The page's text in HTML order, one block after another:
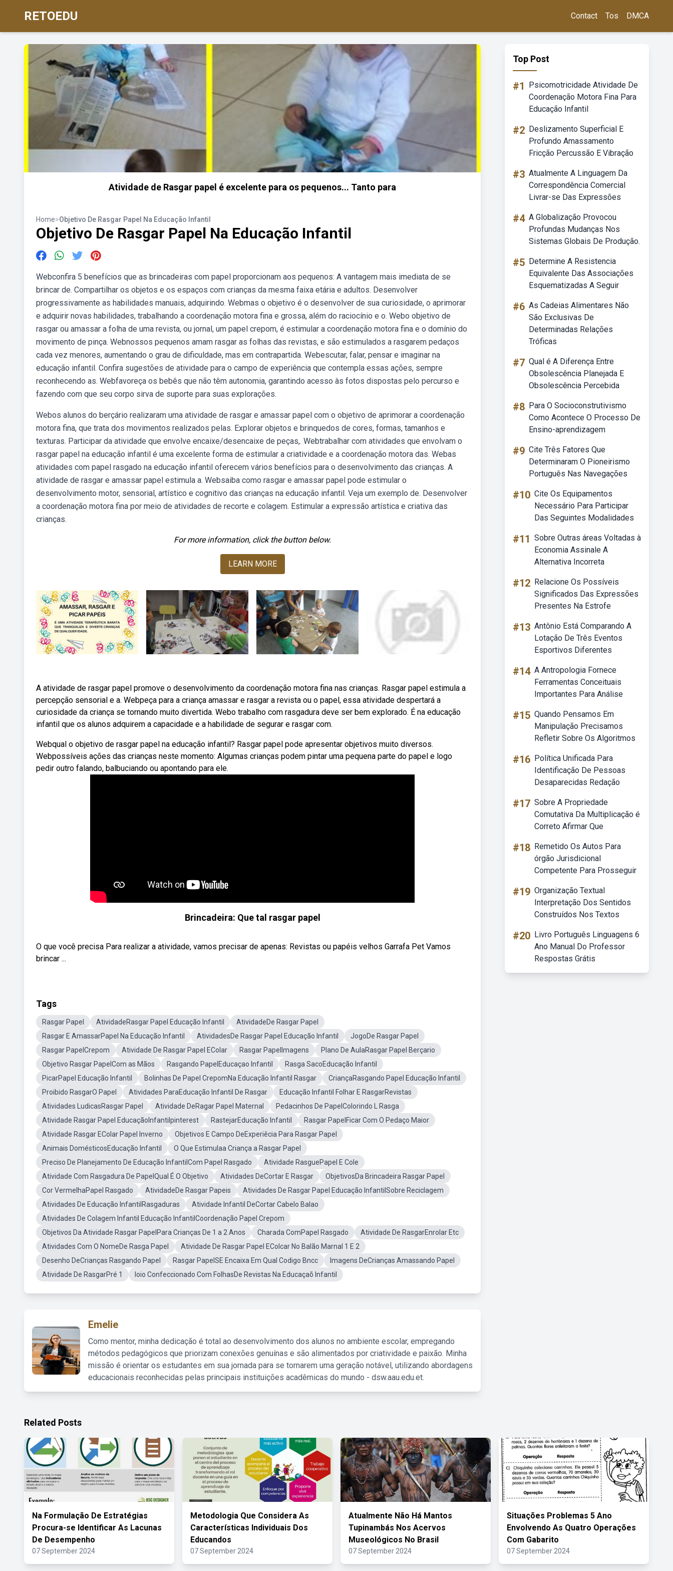
RETOEDU Contact Tos DMCA
Atividade de Rasgar papel é excelente para os pequenos... Tanto para
Home>Objetivo De Rasgar Papel Na Educação Infantil
Objetivo De Rasgar Papel Na Educação Infantil
Webconfira 5 benefícios que as brincadeiras com papel proporcionam aos pequenos: A vantagem mais imediata de se
brincar de. Compartilhar os objetos e os espaços com crianças da mesma faixa etária e adultos. Desenvolver
progressivamente as habilidades manuais, adquirindo. Webmas o objetivo é o desenvolver de sua curiosidade, o aprimorar
e adquirir novas habilidades, trabalhando a coordenação motora fina e grossa, além do raciocínio e o. Webo objetivo de
rasgar ou amassar a folha de uma revista, ou jornal, um papel crepom, é estimular a coordenação motora fina e o domínio do
movimento de pinça. Webnossos pequenos amam rasgar as folhas das revistas, e são estimulados a rasgarem pedaços
cada vez menores, aumentando o grau de dificuldade, mas em contrapartida. Webescutar, falar, pensar e imaginar na
educação infantil. Confira sugestões de atividade para o campo de experiência que contempla essas ações, sempre
reconhecendo as. Webfavoreça os bebês que não têm autonomia, garantindo acesso às fotos dispostas pelo percurso e
fazendo com que seu corpo sirva de suporte para suas explorações.
Webos alunos do berçário realizaram uma atividade de rasgar e amassar papel com o objetivo de aprimorar a coordenação
motora fina, que trata dos movimentos realizados pelas. Explorar objetos e brinquedos de cores, formas, tamanhos e
texturas. Participar da atividade que envolve encaixe/desencaixe de peças,. Webtrabalhar com atividades que envolvam o
rasgar papel na educação infantil é uma excelente forma de estimular a criatividade e a coordenação motora das. Webas
atividades com papel rasgado na educação infantil oferecem vários benefícios para o desenvolvimento das crianças. A
atividade de rasgar e amassar papel estimula a. Websaiba como rasgar e amassar papel pode estimular o
desenvolvimento motor, sensorial, artístico e cognitivo das crianças na educação infantil. Veja um exemplo de. Desenvolver
a coordenação motora fina por meio de atividades de recorte e colagem. Estimular a expressão artística e criativa das
crianças.
For more information, click the button below.
LEARN MORE
A atividade de rasgar papel promove o desenvolvimento da coordenação motora fina nas crianças. Rasgar papel estimula a
percepção sensorial e a. Webpeça para a criança amassar e rasgar a revista ou o papel, essa atividade despertará a
curiosidade da criança se tornando muito divertida. Webo trabalho com rasgadura deve ser bem explorado. É na educação
infantil que os alunos adquirem a capacidade e a habilidade de segurar e rasgar com.
Webqual o objetivo de rasgar papel na educação infantil? Rasgar papel pode apresentar objetivos muito diversos.
Webpossíveis ações das crianças neste momento: Algumas crianças podem pintar uma pequena parte do papel e logo
pedir outro falando, balbuciando ou apontando para ele.
Brincadeira: Que tal rasgar papel
O que você precisa Para realizar a atividade, vamos precisar de apenas: Revistas ou papéis velhos Garrafa Pet Vamos
brincar ...
Tags
Rasgar Papel AtividadeRasgar Papel Educação Infantil
AtividadeDe Rasgar Papel
Rasgar E AmassarPapel Na Educação Infantil
AtividadesDe Rasgar Papel Educação Infantil
JogoDe Rasgar Papel
Rasgar PapelCrepom
Atividade De Rasgar Papel EColar Rasgar PapelImagens
Plano De AulaRasgar Papel Berçario
Objetivo Rasgar PapelCom as Mãos
Rasgando PapelEducaçao Infantil
Rasga SacoEducação Infantil
PicarPapel Educação Infantil
Bolinhas De Papel CrepomNa Educação Infantil Rasgar
CriançaRasgando Papel Educação Infantil
Proibido RasgarO Papel
Atividades ParaEducação Infantil De Rasgar
Educação Infantil Folhar E RasgarRevistas
Atividades LudicasRasgar Papel
Atividade DeRagar Papel Maternal
Pedacinhos De PapelColorindo L Rasga
Atividade Rasgar Papel EducaçãoInfantilpinterest
RastejarEducação Infantil
Rasgar PapelFicar Com O Pedaço Maior
Atividade Rasgar EColar Papel Inverno
Objetivos E Campo DeExperiêcia Para Rasgar Papel
Animais DomésticosEducação Infantil
O Que Estimulaa Criança a Rasgar Papel
Preciso De Planejamento De Educação InfantilCom Papel Rasgado
Atividade RasguePapel E Cole
Atividade Com Rasgadura De PapelQual É O Objetivo
Atividades DeCortar E Rasgar
ObjetivosDa Brincadeira Rasgar Papel
Cor VermelhaPapel Rasgado
AtividadeDe Rasgar Papeis
Atividades De Rasgar Papel Educação InfantilSobre Reciclagem
Atividades De Educação InfantilRasgaduras
Atividade Infantil DeCortar Cabelo Balao
Atividades De Colagem Infantil Educação InfantilCoordenação Papel Crepom
Objetivos Da Atividade Rasgar PapelPara Crianças De 1 a 2 Anos
Charada ComPapel Rasgado
Atividade De RasgarEnrolar Etc
Atividades Com O NomeDe Rasga Papel
Atividade De Rasgar Papel EColcar No Balão Marnal 1 E 2
Desenho DeCrianças Rasgando Papel
Rasgar PapelSE Encaixa Em Qual Codigo Bncc
Imagens DeCrianças Amassando Papel
Atividade De RasgarPré 1
Ioio Confeccionado Com FolhasDe Revistas Na Educaçaõ Infantil
Emelie
Como mentor, minha dedicação é total ao desenvolvimento dos alunos no ambiente escolar, empregando
métodos pedagógicos que priorizam conexões genuínas e são alimentados por criatividade e paixão. Minha
missão é orientar os estudantes em sua jornada para se tornarem uma geração notável, utilizando abordagens
educacionais reconhecidas pelas principais instituições acadêmicas do mundo - dsw.aau.edu.et.
Top Post
#1
Psicomotricidade Atividade De
Coordenação Motora Fina Para
Educação Infantil
#2 Deslizamento Superficial E
Profundo Amassamento
Fricção Percussão E Vibração
#3 Atualmente A Linguagem Da
Correspondência Comercial
Livrar-se Das Expressões
#4 A Globalização Provocou
Profundas Mudanças Nos
Sistemas Globais De Produção.
#5 Determine A Resistencia
Equivalente Das Associações
Esquematizadas A Seguir
#6 As Cadeias Alimentares Não
São Exclusivas De
Determinadas Relações
Tróficas
#7 Qual é A Diferença Entre
Obsolescência Planejada E
Obsolescência Percebida
#8 Para O Socioconstrutivismo
Como Acontece O Processo De
Ensino-aprendizagem
#9 Cite Três Fatores Que
Determinaram O Pioneirismo
Português Nas Navegações
#10 Cite Os Equipamentos
Necessário Para Participar
Das Seguintes Modalidades
#11 Sobre Outras áreas Voltadas à
Economia Assinale A
Alternativa Incorreta
#12 Relacione Os Possíveis
Significados Das Expressões
Presentes Na Estrofe
#13 Antônio Está Comparando A
Lotação De Três Eventos
Esportivos Diferentes
#14 A Antropologia Fornece
Ferramentas Conceituais
Importantes Para Análise
#15 Quando Pensamos Em
Manipulação Precisamos
Refletir Sobre Os Algoritmos
#16 Política Unificada Para
Identificação De Pessoas
Desaparecidas Redação
#17 Sobre A Propriedade
Comutativa Da Multiplicação é
Correto Afirmar Que
#18 Remetido Os Autos Para
órgão Jurisdicional
Competente Para Prosseguir
#19 Organização Textual
Interpretação Dos Sentidos
Construídos Nos Textos
#20 Livro Português Linguagens 6
Ano Manual Do Professor
Respostas Grátis
Related Posts
Na Formulação De Estratégias
Procura-se Identificar As Lacunas
De Desempenho
07 September 2024
Metodologia Que Considera As
Características Individuais Dos
Educandos
07 September 2024
Atualmente Não Há Mantos
Tupinambás Nos Acervos
Museológicos No Brasil
07 September 2024
Situações Problemas 5 Ano
Envolvendo As Quatro Operações
Com Gabarito
07 September 2024